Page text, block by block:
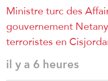
Ministre turc des
gouvernement
terroristes en
il y a 6 heures